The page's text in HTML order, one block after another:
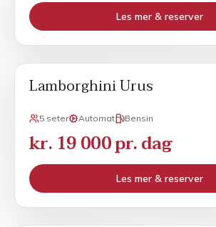
Les mer & reserver
POPULÆR
Lamborghini Urus
5 seter Automat Bensin
kr. 19 000 pr. dag
Les mer & reserver